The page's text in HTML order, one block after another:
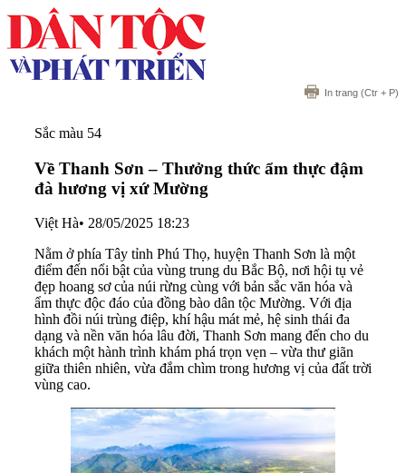
In trang (Ctr + P)
Sắc màu 54
Về Thanh Sơn – Thưởng thức ẩm thực đậm
đà hương vị xứ Mường
Việt Hà• 28/05/2025 18:23
Nằm ở phía Tây tỉnh Phú Thọ, huyện Thanh Sơn là một
điểm đến nổi bật của vùng trung du Bắc Bộ, nơi hội tụ vẻ
đẹp hoang sơ của núi rừng cùng với bản sắc văn hóa và
ẩm thực độc đáo của đồng bào dân tộc Mường. Với địa
hình đồi núi trùng điệp, khí hậu mát mẻ, hệ sinh thái đa
dạng và nền văn hóa lâu đời, Thanh Sơn mang đến cho du
khách một hành trình khám phá trọn vẹn – vừa thư giãn
giữa thiên nhiên, vừa đắm chìm trong hương vị của đất trời
vùng cao.